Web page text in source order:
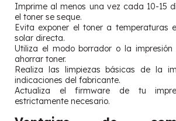
Imprime al menos una vez cada 10-15
el toner se seque.
Evita exponer el toner a temperaturas
solar directa.
Utiliza el modo borrador o la
ahorrar toner.
Realiza las limpiezas básicas de la
indicaciones del fabricante.
Actualiza el firmware de tu
estrictamente necesario.